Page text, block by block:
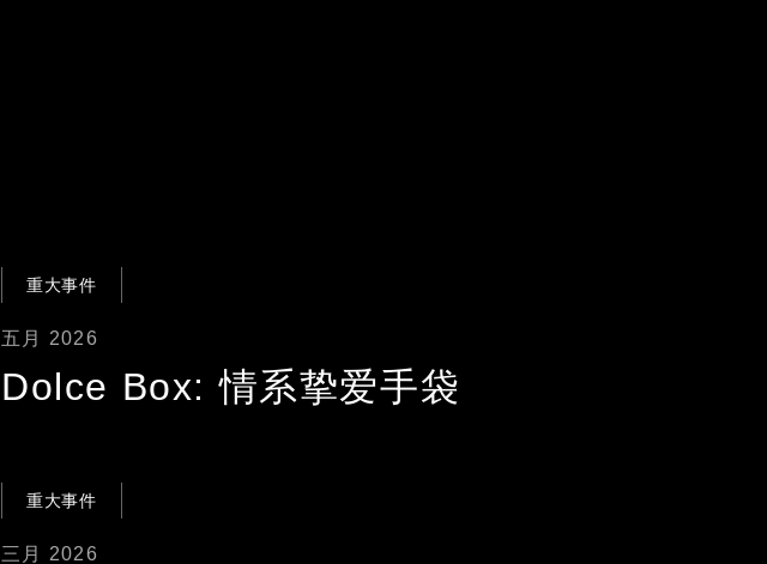
重大事件
五月 2026
Dolce Box: 情系挚爱手袋
重大事件
三月 2026